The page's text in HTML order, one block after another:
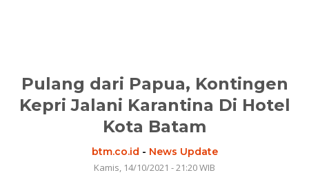
Pulang dari Papua, Kontingen
Kepri Jalani Karantina Di Hotel
Kota Batam
btm.co.id - News Update
Kamis, 14/10/2021 - 21:20 WIB